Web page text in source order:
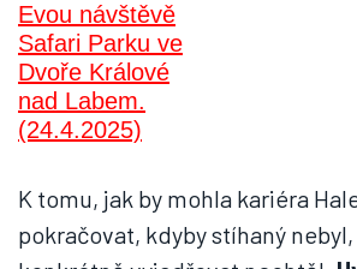
K tomu, jak by mohla kariéra
pokračovat, kdyby stíhaný nebyl,